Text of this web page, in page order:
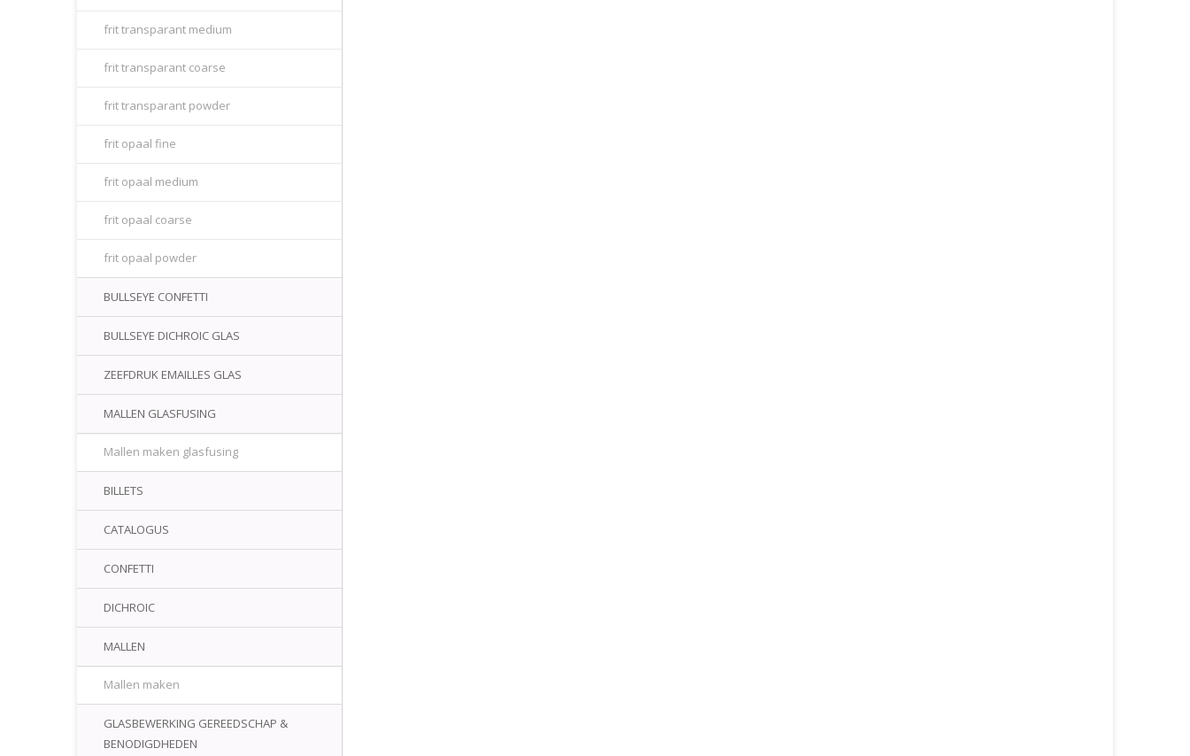
frit transparant medium
frit transparant coarse
frit transparant powder
frit opaal fine
frit opaal medium
frit opaal coarse
frit opaal powder
BULLSEYE CONFETTI
BULLSEYE DICHROIC GLAS
ZEEFDRUK EMAILLES GLAS
MALLEN GLASFUSING
Mallen maken glasfusing
BILLETS
CATALOGUS
CONFETTI
DICHROIC
MALLEN
Mallen maken
GLASBEWERKING GEREEDSCHAP &
BENODIGDHEDEN